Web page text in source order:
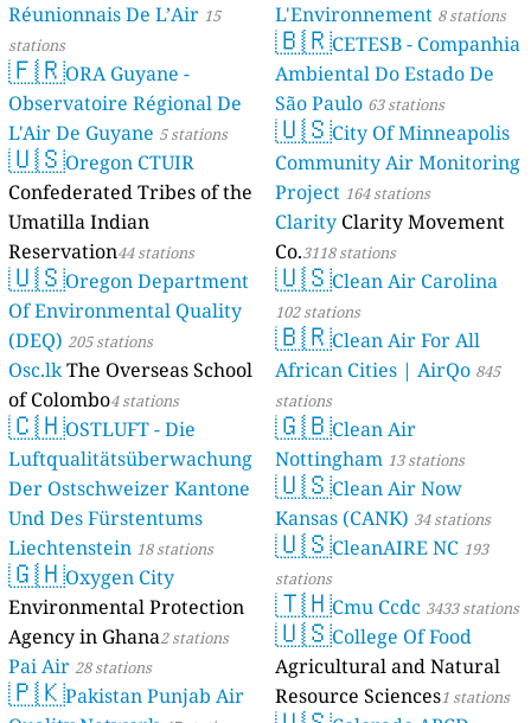
L'Environnement 8 stations
🇧🇷CETESB - Companhia
Ambiental Do Estado De
São Paulo 63 stations
🇺🇸City Of Minneapolis
Community Air Monitoring
Project 164 stations
Clarity Clarity Movement
Co.3118 stations
🇺🇸Clean Air Carolina
102 stations
🇧🇷Clean Air For All
African Cities | AirQo 845
stations
🇬🇧Clean Air
Nottingham 13 stations
🇺🇸Clean Air Now
Kansas (CANK) 34 stations
🇺🇸CleanAIRE NC 193
stations
🇹🇭Cmu Ccdc 3433 stations
🇺🇸College Of Food
Agricultural and Natural
Resource Sciences1 stations
Réunionnais De L’Air 15
stations
🇫🇷ORA Guyane -
Observatoire Régional De
L'Air De Guyane 5 stations
🇺🇸Oregon CTUIR
Confederated Tribes of the
Umatilla Indian
Reservation44 stations
🇺🇸Oregon Department
Of Environmental Quality
(DEQ) 205 stations
Osc.lkThe Overseas School
of Colombo4 stations
🇨🇭OSTLUFT - Die
Luftqualitätsüberwachung
Der Ostschweizer Kantone
Und Des Fürstentums
Liechtenstein 18 stations
🇬🇭Oxygen City
Environmental Protection
Agency in Ghana2 stations
Pai Air 28 stations
🇵🇰Pakistan Punjab Air